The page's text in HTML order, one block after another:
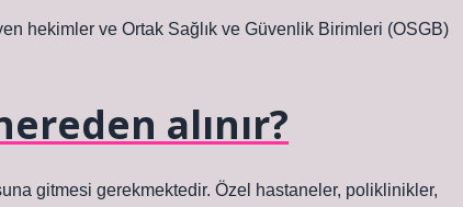
hekimler ve Ortak Sağlık ve Güvenlik Birimleri (OSGB)
alınır?
gitmesi gerekmektedir. Özel hastaneler, poliklinikler,